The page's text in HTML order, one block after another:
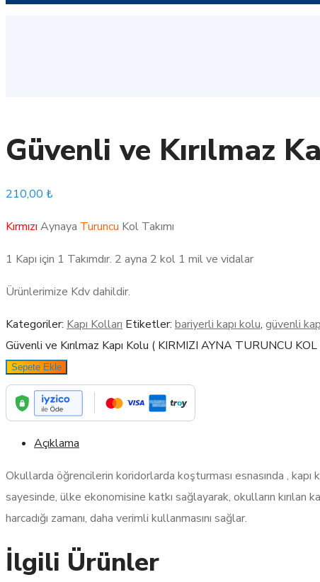
Güvenli ve Kırılmaz
210,00 ₺
Kırmızı Aynaya Turuncu Kol Takımı
1 Kapı için 1 Takımdır. 2 ayna 2 kol 1 mil ve vidalar
Ürünlerimize Kdv dahildir.
Kategoriler: Kapı Kolları Etiketler: bariyerli kapı kolu, güvenli
Güvenli ve Kırılmaz Kapı Kolu ( KIRMIZI AYNA TURUNCU
Sepete Ekle
Açıklama
Okullarda öğrencilerin koridorlarda koşturması esnasında , kapı
sayesinde, ülke ekonomisine katkı sağlayarak, okulların kırılan
harcadığı zamanı, daha verimli kullanmasını sağlar.
İlgili Ürünler